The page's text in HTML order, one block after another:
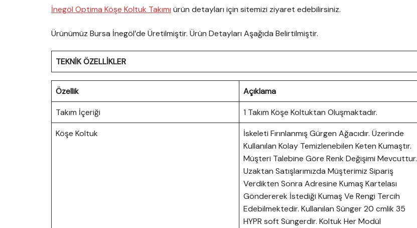
İnegöl Optima Köşe Koltuk Takımı ürün detayları için sitemizi ziyaret edebilirsiniz.
Ürünümüz Bursa İnegöl’de Üretilmiştir. Ürün Detayları Aşağıda Belirtilmiştir.
TEKNİK ÖZELLİKLER
Özellik
Açıklama
Takım İçeriği
1 Takım Köşe Koltuktan Oluşmaktadır.
Köşe Koltuk
İskeleti Fırınlanmış Gürgen Ağacıdır. Üzerinde
Kullanılan Kolay Temizlenebilen Keten Kumaştır.
Müşteri Talebine Göre Renk Değişimi Mevcuttur.
Uzaktan Satışlarımızda Müşterimiz Sipariş
Verdikten Sonra Adresine Kumaş Kartelası
Göndererek İstediği Kumaş Ve Rengi Tercih
Edebilmektedir. Kullanılan Sünger 20 cmlik 35
HYPR soft Süngerdir. Koltuk Her Modül